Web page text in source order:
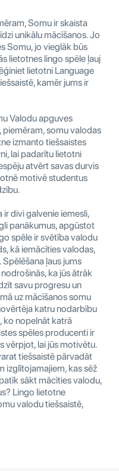
Somu ir skaista
unikālu mācīšanos. Jo
Somu, jo vieglāk būs
lietotnes lingo spēle ļauj
lietotni Language
kamēr jums ir
Valodu apguves
somu valodas
izmanto tiešsaistes
lai padarītu lietotni
atvērt savas durvis
motivē studentus
divi galvenie iemesli,
panākumus, apgūstot
spēle ir svētība valodu
kā iemācīties valodas,
ļaus jums
ka jūs ātrāk
savu progresu un
uz mācīšanos somu
katru nodarbību
ko nopelnāt katrā
spēles producenti ir
vērpjot, lai jūs motivētu.
tiešsaistē pārvadāt
izglītojamajiem, kas sēž
sākt mācīties valodu,
Lingo lietotne
valodu tiešsaistē,